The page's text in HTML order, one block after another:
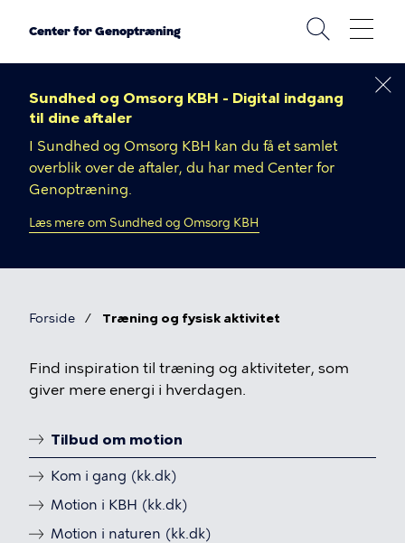
Center for Genoptræning
Sundhed og Omsorg KBH - Digital indgang
til dine aftaler
I Sundhed og Omsorg KBH kan du få et samlet
overblik over de aftaler, du har med Center for
Genoptræning.
Læs mere om Sundhed og Omsorg KBH
Forside Træning og fysisk aktivitet
Træning
og
fysisk
aktivitet
Find inspiration til træning og aktiviteter, som
giver mere energi i hverdagen.
Linkoversigt
Tilbud om motion
Kom i gang (kk.dk)
Motion i KBH (kk.dk)
Motion i naturen (kk.dk)